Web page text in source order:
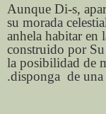
Aunque Di-s,
su morada
anhela habitar en
construido por
la posibilidad de
disponga de una